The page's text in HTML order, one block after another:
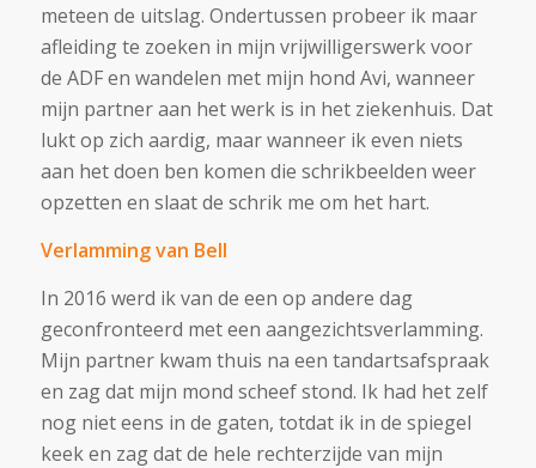
meteen de uitslag. Ondertussen probeer ik maar
afleiding te zoeken in mijn vrijwilligerswerk voor
de ADF en wandelen met mijn hond Avi, wanneer
mijn partner aan het werk is in het ziekenhuis. Dat
lukt op zich aardig, maar wanneer ik even niets
aan het doen ben komen die schrikbeelden weer
opzetten en slaat de schrik me om het hart.
Verlamming van Bell
In 2016 werd ik van de een op andere dag
geconfronteerd met een aangezichtsverlamming.
Mijn partner kwam thuis na een tandartsafspraak
en zag dat mijn mond scheef stond. Ik had het zelf
nog niet eens in de gaten, totdat ik in de spiegel
keek en zag dat de hele rechterzijde van mijn